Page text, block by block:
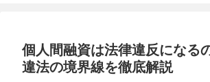
個人間融資は法律違反になる
違法の境界線を徹底解説